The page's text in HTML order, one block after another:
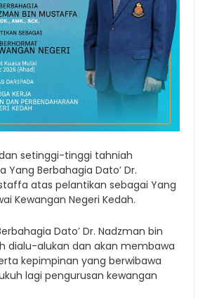
setinggi-tinggi tahniah
Yang Berbahagia Dato’ Dr.
atas pelantikan sebagai Yang
Kewangan Negeri Kedah.
Dato’ Dr. Nadzman bin
dialu-alukan dan akan membawa
kepimpinan yang berwibawa
lagi pengurusan kewangan